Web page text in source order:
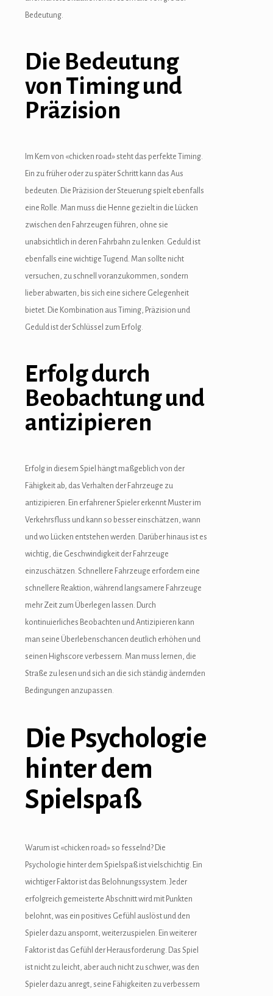
Bedeutung.
Die Bedeutung
von Timing und
Präzision
Im Kern von «chicken road» steht das perfekte Timing.
Ein zu früher oder zu später Schritt kann das Aus
bedeuten. Die Präzision der Steuerung spielt ebenfalls
eine Rolle. Man muss die Henne gezielt in die Lücken
zwischen den Fahrzeugen führen, ohne sie
unabsichtlich in deren Fahrbahn zu lenken. Geduld ist
ebenfalls eine wichtige Tugend. Man sollte nicht
versuchen, zu schnell voranzukommen, sondern
lieber abwarten, bis sich eine sichere Gelegenheit
bietet. Die Kombination aus Timing, Präzision und
Geduld ist der Schlüssel zum Erfolg.
Erfolg durch
Beobachtung und
antizipieren
Erfolg in diesem Spiel hängt maßgeblich von der
Fähigkeit ab, das Verhalten der Fahrzeuge zu
antizipieren. Ein erfahrener Spieler erkennt Muster im
Verkehrsfluss und kann so besser einschätzen, wann
und wo Lücken entstehen werden. Darüber hinaus ist es
wichtig, die Geschwindigkeit der Fahrzeuge
einzuschätzen. Schnellere Fahrzeuge erfordern eine
schnellere Reaktion, während langsamere Fahrzeuge
mehr Zeit zum Überlegen lassen. Durch
kontinuierliches Beobachten und Antizipieren kann
man seine Überlebenschancen deutlich erhöhen und
seinen Highscore verbessern. Man muss lernen, die
Straße zu lesen und sich an die sich ständig ändernden
Bedingungen anzupassen.
Die Psychologie
hinter dem
Spielspaß
Warum ist «chicken road» so fesselnd? Die
Psychologie hinter dem Spielspaß ist vielschichtig. Ein
wichtiger Faktor ist das Belohnungssystem. Jeder
erfolgreich gemeisterte Abschnitt wird mit Punkten
belohnt, was ein positives Gefühl auslöst und den
Spieler dazu anspornt, weiterzuspielen. Ein weiterer
Faktor ist das Gefühl der Herausforderung. Das Spiel
ist nicht zu leicht, aber auch nicht zu schwer, was den
Spieler dazu anregt, seine Fähigkeiten zu verbessern